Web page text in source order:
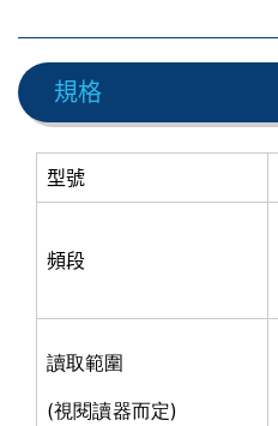
規格
型號
頻段
讀取範圍
(視閱讀器而定)